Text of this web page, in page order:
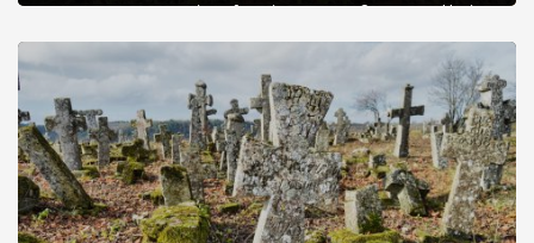
поховали на цвинтарі, який тоді називався Замковим. Нині на
ньому чимало хрестів 19 століття, є такі, де епітафії стер […]